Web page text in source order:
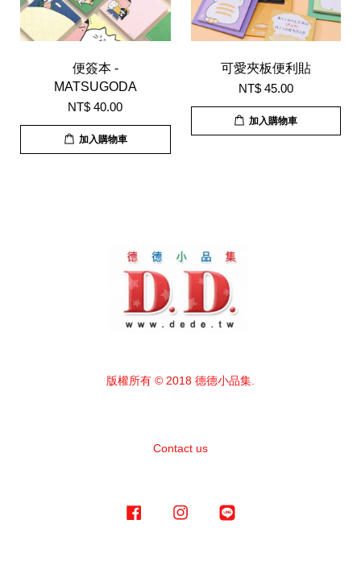
便簽本 -
MATSUGODA
NT$ 40.00
加入購物車
可愛夾板便利貼
NT$ 45.00
加入購物車
版權所有 © 2018 德德小品集.
Contact us
Facebook Instagram